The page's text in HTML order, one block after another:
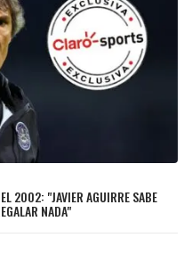
2002: "JAVIER AGUIRRE SABE
NADA"